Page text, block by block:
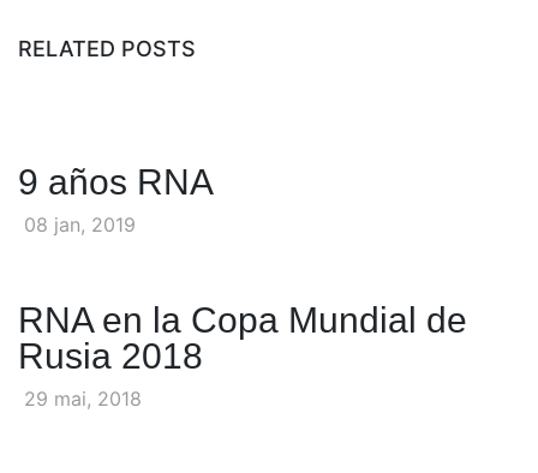
RELATED POSTS
9 años RNA
08 jan, 2019
RNA en la Copa Mundial de
Rusia 2018
29 mai, 2018